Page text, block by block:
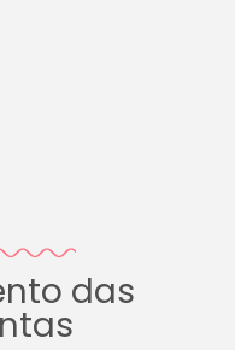
das